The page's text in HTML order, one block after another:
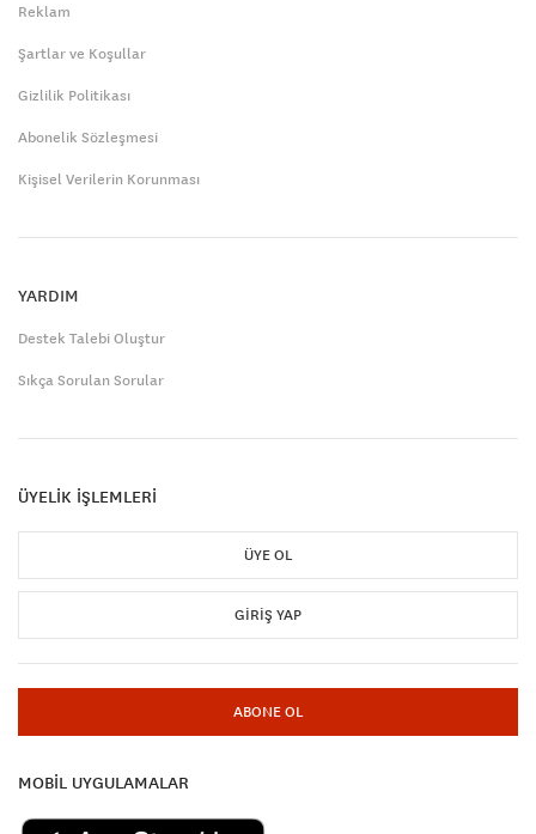
Reklam
Şartlar ve Koşullar
Gizlilik Politikası
Abonelik Sözleşmesi
Kişisel Verilerin Korunması
YARDIM
Destek Talebi Oluştur
Sıkça Sorulan Sorular
ÜYELİK İŞLEMLERİ
ÜYE OL
GIRIŞ YAP
ABONE OL
MOBİL UYGULAMALAR